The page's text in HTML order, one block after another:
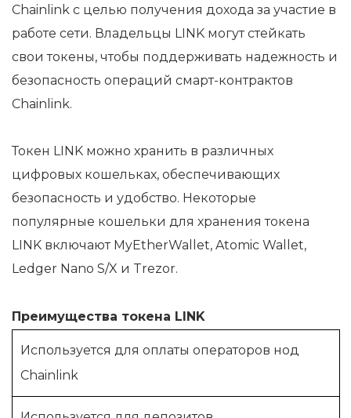
Chainlink с целью получения дохода за участие в
работе сети. Владельцы LINK могут стейкать
свои токены, чтобы поддерживать надежность и
безопасность операций смарт-контрактов
Chainlink.
Токен LINK можно хранить в различных
цифровых кошельках, обеспечивающих
безопасность и удобство. Некоторые
популярные кошельки для хранения токена
LINK включают MyEtherWallet, Atomic Wallet,
Ledger Nano S/X и Trezor.
Преимущества токена LINK
Используется для оплаты операторов нод
Chainlink